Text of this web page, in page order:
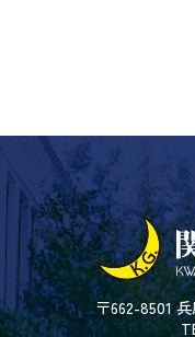
〒662-8501